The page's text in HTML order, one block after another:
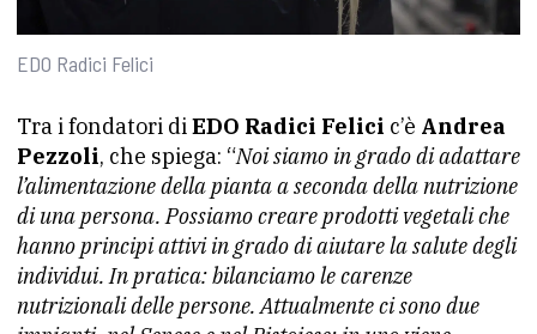
EDO Radici Felici
Tra i fondatori diEDO Radici Felici c’è Andrea
Pezzoli, che spiega: “Noi siamo in grado di adattare
l’alimentazione della pianta a seconda della nutrizione
di una persona. Possiamo creare prodotti vegetali che
hanno principi attivi in grado di aiutare la salute degli
individui. In pratica: bilanciamo le carenze
nutrizionali delle persone. Attualmente ci sono due